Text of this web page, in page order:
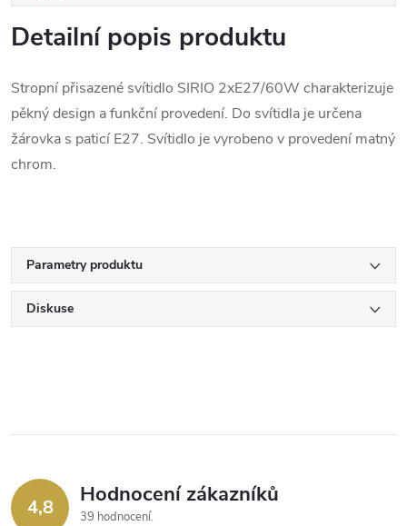
Detailní popis produktu
Stropní přisazené svítidlo SIRIO 2xE27/60W charakterizuje
pěkný design a funkční provedení. Do svítidla je určena
žárovka s paticí E27. Svítidlo je vyrobeno v provedení matný
chrom.
Parametry produktu
Diskuse
4,8 Hodnocení zákazníků
39 hodnocení